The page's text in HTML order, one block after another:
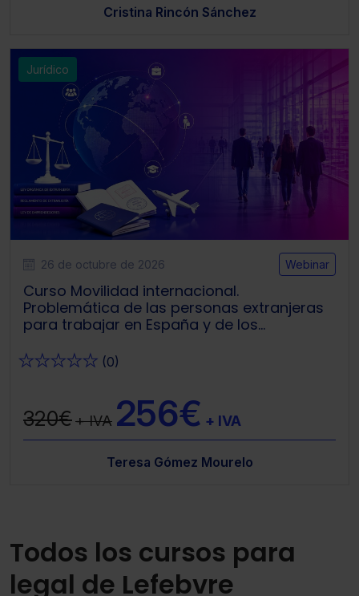
Cristina Rincón Sánchez
Jurídico
26 de octubre de 2026 Webinar
Curso Movilidad internacional.
Problemática de las personas extranjeras
para trabajar en España y de los
sesiones webinar)
★★★★★ (0)
320€+ IVA 256€ + IVA
Teresa Gómez Mourelo
Todos los cursos para
legal de Lefebvre